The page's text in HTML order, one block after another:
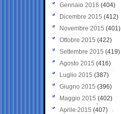
Gennaio 2016 (404)
Dicembre 2015 (412)
Novembre 2015 (401)
Ottobre 2015 (422)
Settembre 2015 (419)
Agosto 2015 (416)
Luglio 2015 (387)
Giugno 2015 (396)
Maggio 2015 (402)
Aprile 2015 (407)